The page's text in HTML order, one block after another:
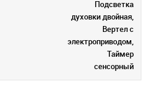
Подсветка
духовки двойная,
Вертел с
электроприводом,
Таймер
сенсорный